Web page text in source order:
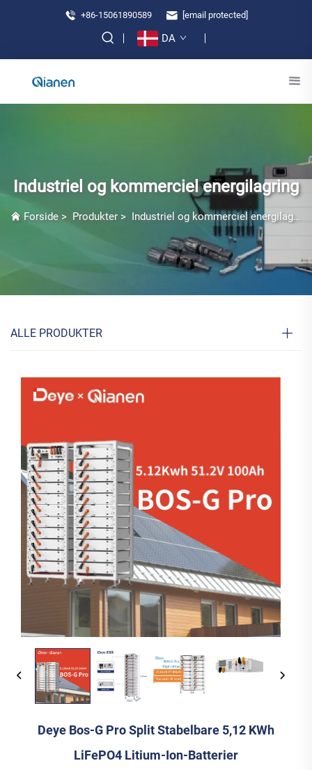
+86-15061890589 [email protected]
DA
Industriel og kommerciel energilagring
Forside > Produkter > Industriel og kommerciel energilagring
ALLE PRODUKTER
Deye Bos-G Pro Split Stabelbare 5,12 KWh
LiFePO4 Litium-Ion-Batterier